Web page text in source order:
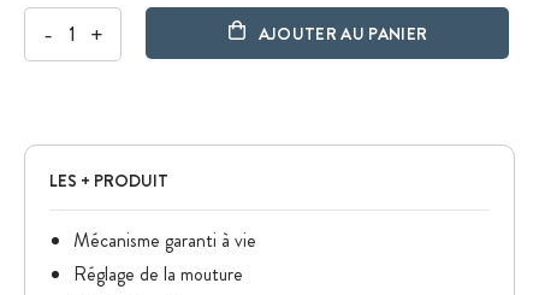
- + AJOUTER AU PANIER
LES + PRODUIT
Mécanisme garanti à vie
Réglage de la mouture